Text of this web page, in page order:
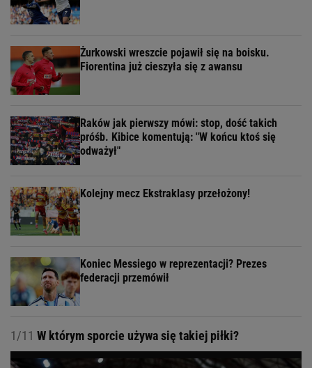
Żurkowski wreszcie pojawił się na boisku.
Fiorentina już cieszyła się z awansu
Raków jak pierwszy mówi: stop, dość takich
próśb. Kibice komentują: "W końcu ktoś się
odważył"
Kolejny mecz Ekstraklasy przełożony!
Koniec Messiego w reprezentacji? Prezes
federacji przemówił
1/11 W którym sporcie używa się takiej piłki?